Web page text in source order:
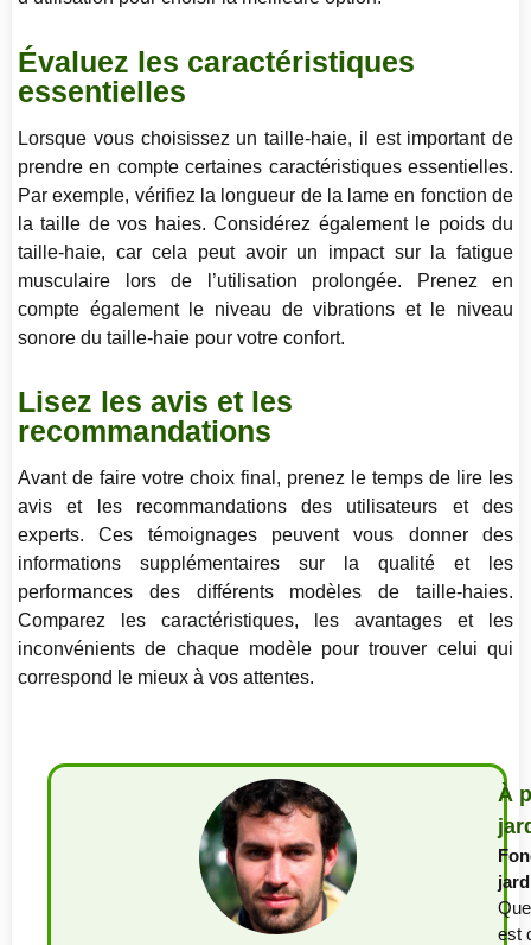
Évaluez les caractéristiques
essentielles
Lorsque vous choisissez un taille-haie, il est important de
prendre en compte certaines caractéristiques essentielles.
Par exemple, vérifiez la longueur de la lame en fonction de
la taille de vos haies. Considérez également le poids du
taille-haie, car cela peut avoir un impact sur la fatigue
musculaire lors de l’utilisation prolongée. Prenez en
compte également le niveau de vibrations et le niveau
sonore du taille-haie pour votre confort.
Lisez les avis et les
recommandations
Avant de faire votre choix final, prenez le temps de lire les
avis et les recommandations des utilisateurs et des
experts. Ces témoignages peuvent vous donner des
informations supplémentaires sur la qualité et les
performances des différents modèles de taille-haies.
Comparez les caractéristiques, les avantages et les
inconvénients de chaque modèle pour trouver celui qui
correspond le mieux à vos attentes.
À
est